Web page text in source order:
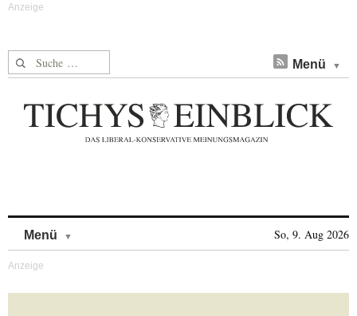
Suche nach: Menü
Menü So, 9. Aug 2026